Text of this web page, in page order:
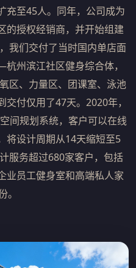
充至45人。同年，公司成为
的授权经销商，并开始组建
我们交付了当时国内单店面
州滨江社区健身综合体，
区、力量区、团课室、泳池
付仅用了47天。2020年，
间规划系统，客户可以在线
将设计周期从14天缩短至5
服务超过680家客户，包括
业员工健身室和高端私人家